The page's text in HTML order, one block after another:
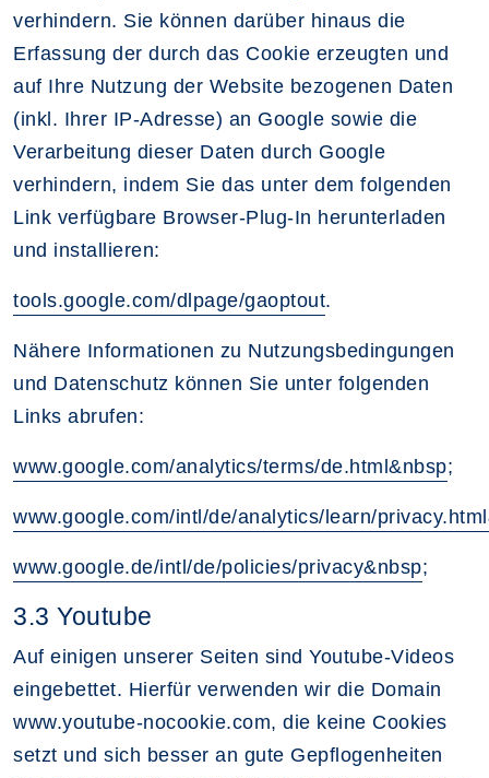
verhindern. Sie können darüber hinaus die
Erfassung der durch das Cookie erzeugten und
auf Ihre Nutzung der Website bezogenen Daten
(inkl. Ihrer IP-Adresse) an Google sowie die
Verarbeitung dieser Daten durch Google
verhindern, indem Sie das unter dem folgenden
Link verfügbare Browser-Plug-In herunterladen
und installieren:
tools.google.com/dlpage/gaoptout.
Nähere Informationen zu Nutzungsbedingungen
und Datenschutz können Sie unter folgenden
Links abrufen:
www.google.com/analytics/terms/de.html&nbsp;
www.google.com/intl/de/analytics/learn/
www.google.de/intl/de/policies/privacy&nbsp;
3.3 Youtube
Auf einigen unserer Seiten sind Youtube-Videos
eingebettet. Hierfür verwenden wir die Domain
www.youtube-nocookie.com, die keine Cookies
setzt und sich besser an gute Gepflogenheiten